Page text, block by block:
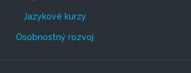
Jazykové kurzy
Osobnostný rozvoj